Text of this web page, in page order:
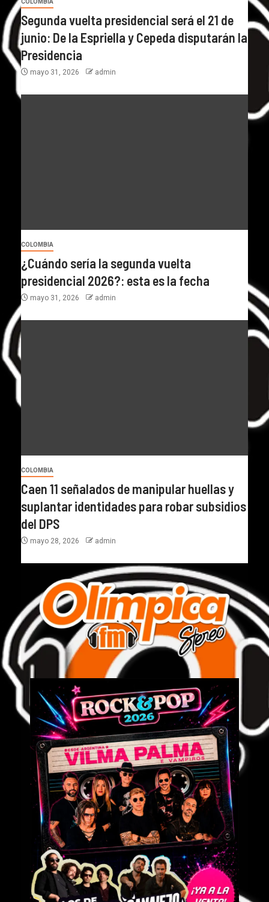
Segunda vuelta presidencial será el 21 de
junio: De la Espriella y Cepeda disputarán la
Presidencia
mayo 31, 2026 admin
COLOMBIA
¿Cuándo sería la segunda vuelta
presidencial 2026?: esta es la fecha
mayo 31, 2026 admin
COLOMBIA
Caen 11 señalados de manipular huellas y
suplantar identidades para robar subsidios
del DPS
mayo 28, 2026 admin